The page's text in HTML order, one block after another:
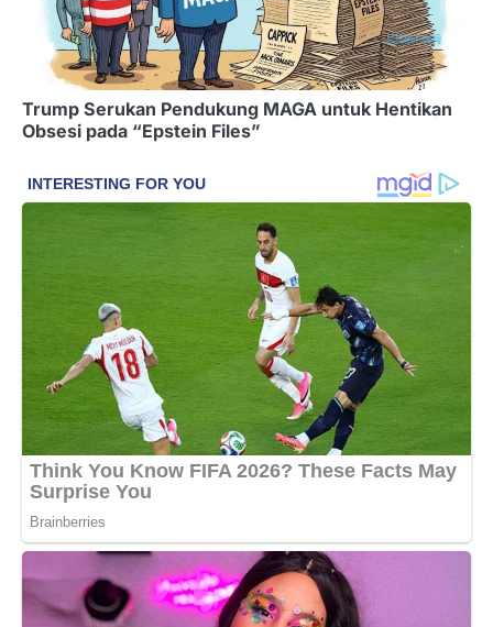
Trump Serukan Pendukung MAGA untuk Hentikan
Obsesi pada “Epstein Files”